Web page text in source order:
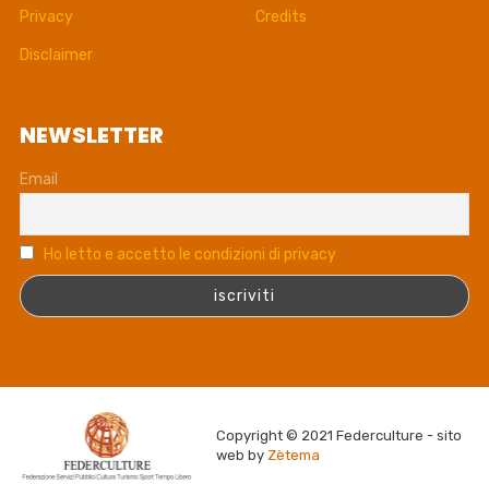
Privacy Credits
Disclaimer
NEWSLETTER
Email
Ho letto e accetto le condizioni di privacy
Copyright © 2021 Federculture - sito
web by Zètema